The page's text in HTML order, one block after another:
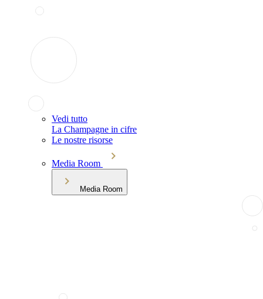
Vedi tutto
La Champagne in cifre
Le nostre risorse
Media Room
Media Room